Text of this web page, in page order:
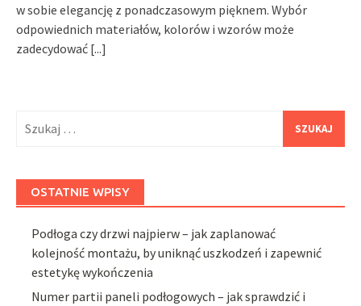
w sobie elegancję z ponadczasowym pięknem. Wybór
odpowiednich materiałów, kolorów i wzorów może
zadecydować [...]
OSTATNIE WPISY
Podłoga czy drzwi najpierw – jak zaplanować
kolejność montażu, by uniknąć uszkodzeń i zapewnić
estetykę wykończenia
Numer partii paneli podłogowych – jak sprawdzić i